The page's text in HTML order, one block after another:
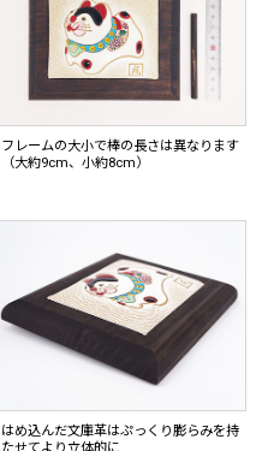
フレームの大小で棒の長さは異なります
（大約9cm、小約8cm）
はめ込んだ文庫革はぷっくり膨らみを持
たせてより立体的に